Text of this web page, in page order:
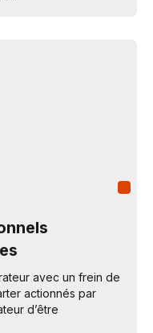
avec un frein de
actionnés par
d’être